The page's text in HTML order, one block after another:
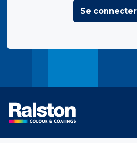
Se connecter